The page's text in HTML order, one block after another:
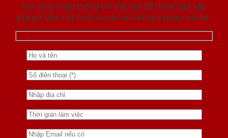
Vui lòng nhập thông tin đặt lịch để được sắp xếp
gặp gỡ làm việc hoăc tư vấn mà không phải chờ đợi.